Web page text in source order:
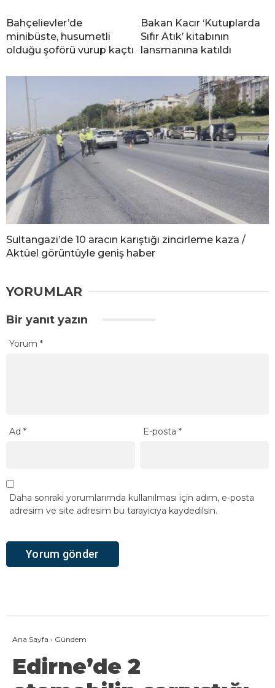
Bahçelievler’de
minibüste, husumetli
olduğu şoförü vurup kaçtı
Bakan Kacır ‘Kutuplarda
Sıfır Atık’ kitabının
lansmanına katıldı
Sultangazi’de 10 aracın karıştığı zincirleme kaza /
Aktüel görüntüyle geniş haber
YORUMLAR
Bir yanıt yazın
Yorum *
Ad * E-posta*
Daha sonraki yorumlarımda kullanılması için adım, e-posta
adresim ve site adresim bu tarayıcıya kaydedilsin.
Ana Sayfa › Gündem
Edirne’de 2